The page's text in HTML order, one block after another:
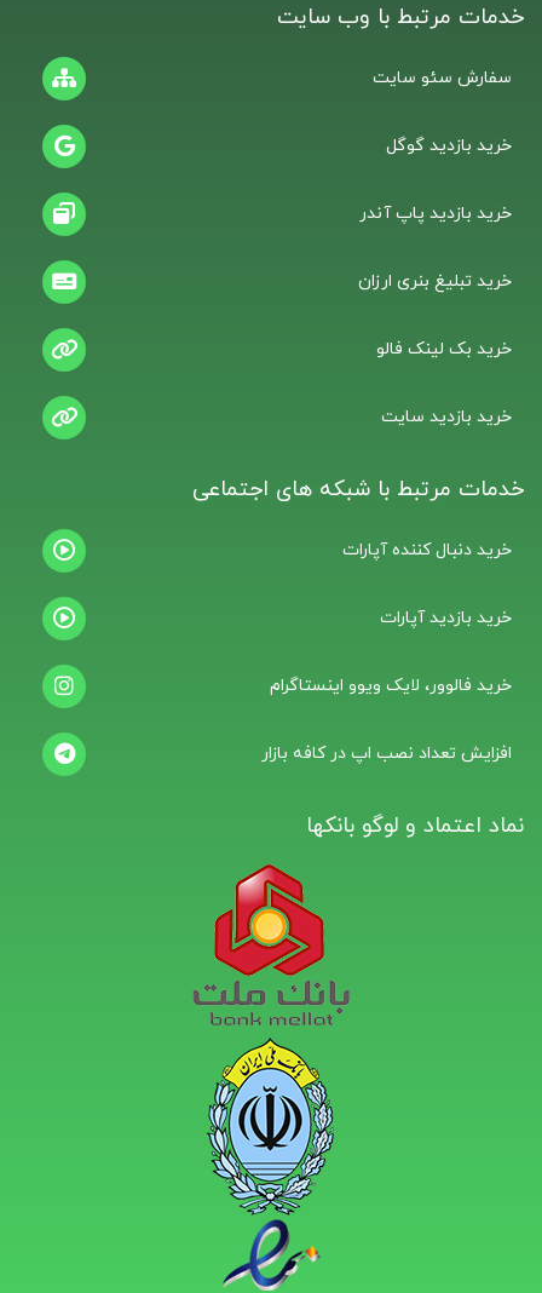
خدمات مرتبط با وب سایت
سفارش سئو سایت
خرید بازدید گوگل
خرید بازدید پاپ آندر
خرید تبلیغ بنری ارزان
خرید بک لینک فالو
خرید بازدید سایت
خدمات مرتبط با شبکه های اجتماعی
خرید دنبال کننده آپارات
خرید بازدید آپارات
خرید فالوور، لایک ویوو اینستاگرام
افزایش تعداد نصب اپ در کافه بازار
نماد اعتماد و لوگو بانکها